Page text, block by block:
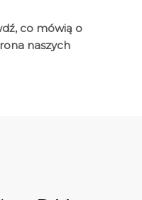
co mówią o
naszych